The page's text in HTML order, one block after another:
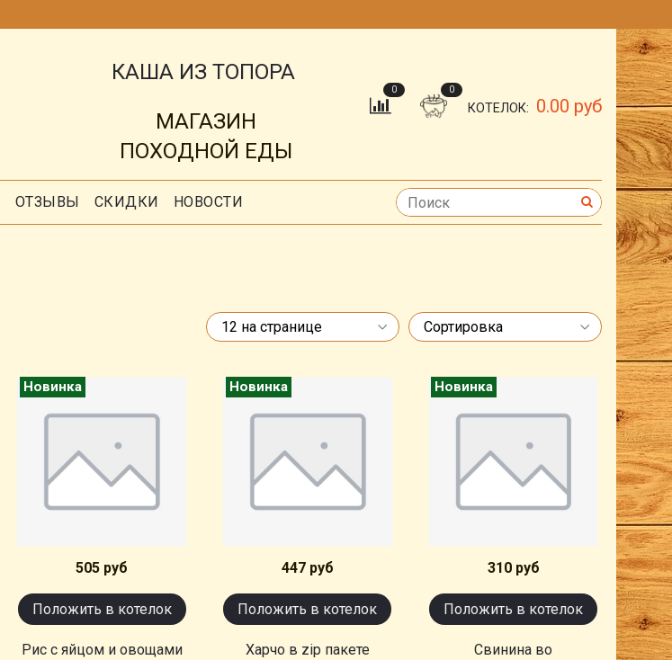
КАША ИЗ ТОПОРА
МАГАЗИН
ПОХОДНОЙ ЕДЫ
0 0
КОТЕЛОК: 0.00 руб
ОТЗЫВЫ СКИДКИ НОВОСТИ
Новинка
505 руб
Положить в котелок
Рис с яйцом и овощами
Новинка
447 руб
Положить в котелок
Харчо в zip пакете
Новинка
310 руб
Положить в котелок
Свинина во